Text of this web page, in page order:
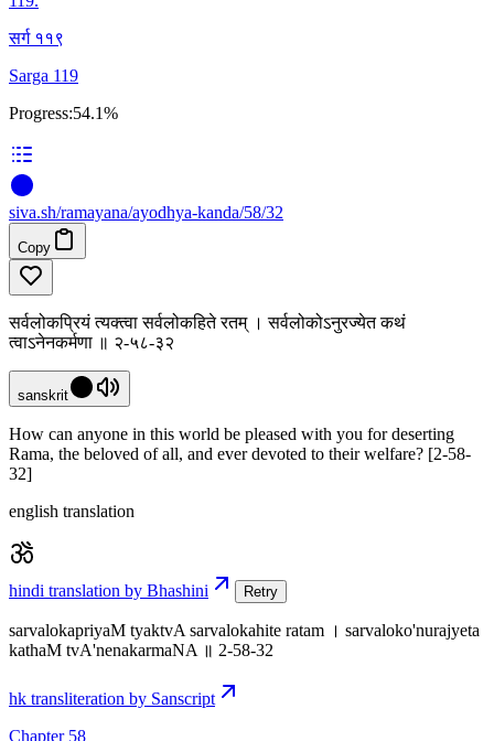
सर्ग ११९
Sarga 119
Progress:54.1%
siva.sh/ramayana/ayodhya-kanda/58/32
Copy
सर्वलोकप्रियं त्यक्त्वा सर्वलोकहिते रतम् । सर्वलोकोऽनुरज्येत कथं
त्वाऽनेनकर्मणा ॥ २-५८-३२
sanskrit
How can anyone in this world be pleased with you for deserting
Rama, the beloved of all, and ever devoted to their welfare? [2-58-
32]
english translation
hindi translation by Bhashini Retry
sarvalokapriyaM tyaktvA sarvalokahite ratam । sarvaloko'nurajyeta
kathaM tvA'nenakarmaNA ॥ 2-58-32
hk transliteration by Sanscript
Chapter 58